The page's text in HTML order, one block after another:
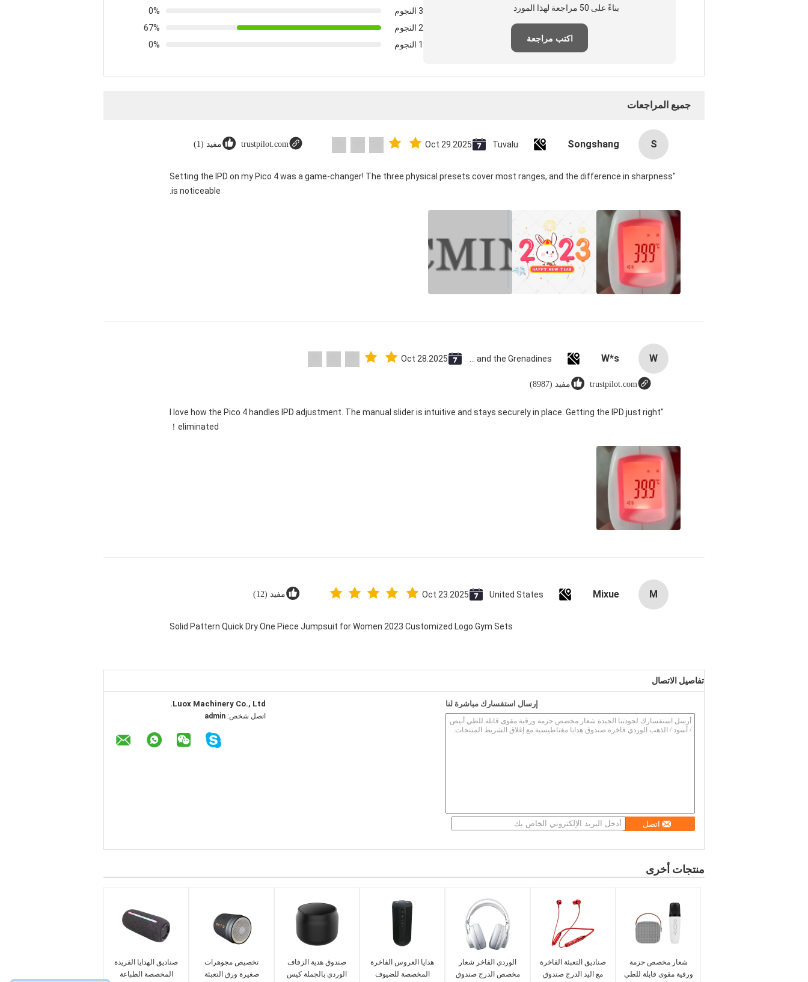
بناءً على 50 مراجعة لهذا المورد
اكتب مراجعة
3 النجوم
0%
2 النجوم
67%
1 النجوم
0%
جميع المراجعات
S
Songshang
Tuvalu
Oct 29.2025
trustpilot.com مفيد (1)
"Setting the IPD on my Pico 4 was a game-changer! The three physical presets cover most ranges, and the difference in sharpness
is noticeable.
W
W*s
Oct 28.2025
trustpilot.com مفيد (8987)
"I love how the Pico 4 handles IPD adjustment. The manual slider is intuitive and stays securely in place. Getting the IPD just right
eliminated！
M
Mixue
United States
Oct 23.2025 مفيد (12)
Solid Pattern Quick Dry One Piece Jumpsuit for Women 2023 Customized Logo Gym Sets
تفاصيل الاتصال
Luox Machinery Co., Ltd.
اتصل شخص: admin
إرسال استفسارك مباشرة لنا
اتصل
منتجات أخرى
صناديق الهدايا الفريدة
المخصصة الطباعة
تخصيص مجوهرات
صغيرة ورق التعبئة
صندوق هدية الزفاف
الوردي بالجملة كيس
هدايا العروس الفاخرة
المخصصة للضيوف
الوردي الفاخر شعار
مخصص الدرج صندوق
صناديق التعبئة الفاخرة
مع اليد الدرج صندوق
شعار مخصص حزمة
ورقية مقوى قابلة للطي